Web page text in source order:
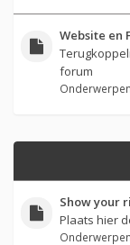
Website en
forum
Show your
Plaats hier